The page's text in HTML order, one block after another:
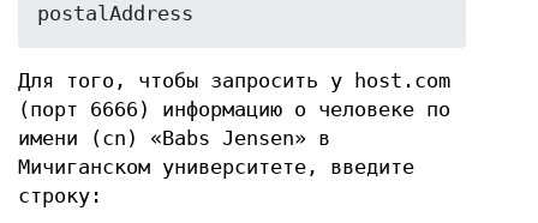
postalAddress
Для того, чтобы запросить у host.com
(порт 6666) информацию о человеке по
имени (cn) «Babs Jensen» в
Мичиганском университете, введите
строку: